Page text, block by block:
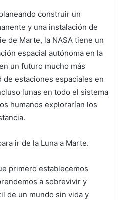
construir un
y una instalación de
de Marte, la NASA tiene un
espacial autónoma en la
un futuro mucho más
de estaciones espaciales en
lunas en todo el sistema
humanos explorarían los
ir de la Luna a Marte.
primero establecemos
a sobrevivir y
de un mundo sin vida y